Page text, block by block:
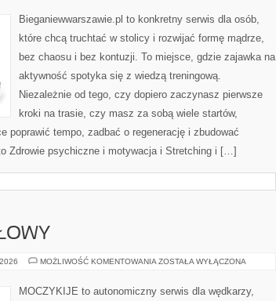
Bieganiewwarszawie.pl to konkretny serwis dla osób,
które chcą truchtać w stolicy i rozwijać formę mądrze,
bez chaosu i bez kontuzji. To miejsce, gdzie zajawka na
aktywność spotyka się z wiedzą treningową.
Niezależnie od tego, czy dopiero zaczynasz pierwsze
kroki na trasie, czy masz za sobą wiele startów,
poprawić tempo, zadbać o regenerację i zbudować
Zdrowie psychiczne i motywacja i Stretching i […]
MOŻLIWOŚĆ KOMENTOWANIA REKORDOWE
ZOSTAŁA WYŁĄCZONA
MOCZYKIJE to autonomiczny serwis dla wędkarzy,